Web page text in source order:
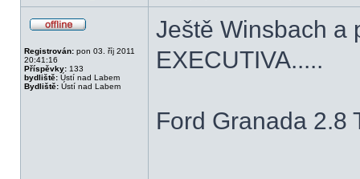
Registrován: pon 03. říj 2011
20:41:16
Příspěvky: 133
bydliště: Ústí nad Labem
Bydliště: Ústí nad Labem
Ještě Winsbach a
EXECUTIVA.....
Ford Granada 2.8